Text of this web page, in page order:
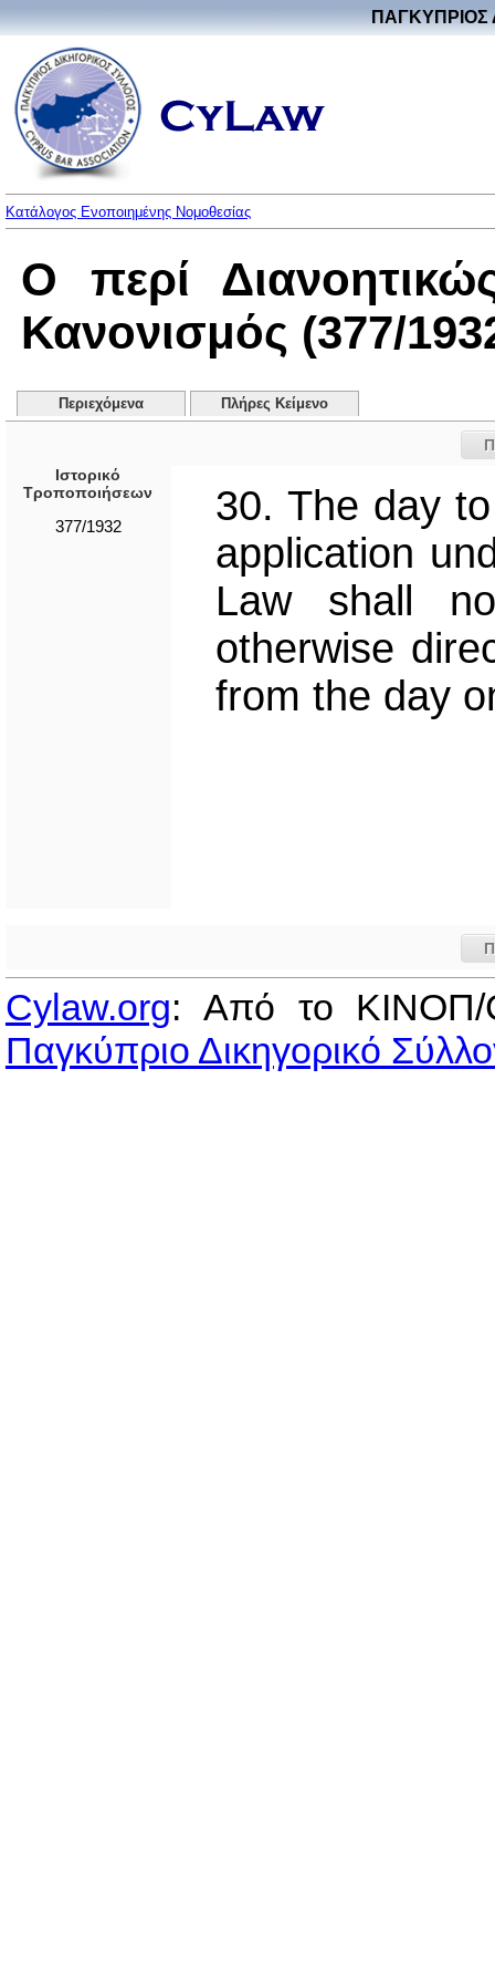
ΠΑΓΚΥΠΡΙΟΣ
Κατάλογος Ενοποιημένης Νομοθεσίας
Ο περί
Κανονισμός (377/
Περιεχόμενα Πλήρες Κείμενο
Ιστορικό
Τροποποιήσεων
377/1932
30. The day
application
Law shall
otherwise
from the day
Cylaw.org: Από το
Παγκύπριο Δικηγορικό